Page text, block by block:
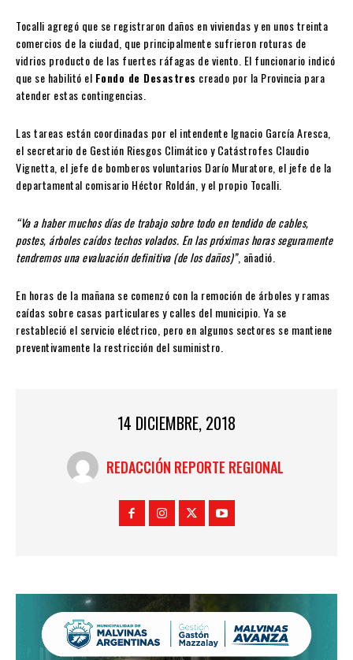
Tocalli agregó que se registraron daños en viviendas y en unos treinta
comercios de la ciudad, que principalmente sufrieron roturas de
vidrios producto de las fuertes ráfagas de viento. El funcionario indicó
que se habilitó el Fondo de Desastres creado por la Provincia para
atender estas contingencias.
Las tareas están coordinadas por el intendente Ignacio García Aresca,
el secretario de Gestión Riesgos Climático y Catástrofes Claudio
Vignetta, el jefe de bomberos voluntarios Darío Muratore, el jefe de la
departamental comisario Héctor Roldán, y el propio Tocalli.
“Va a haber muchos días de trabajo sobre todo en tendido de cables,
postes, árboles caídos techos volados. En las próximas horas seguramente
tendremos una evaluación definitiva (de los daños)”, añadió.
En horas de la mañana se comenzó con la remoción de árboles y ramas
caídas sobre casas particulares y calles del municipio. Ya se
restableció el servicio eléctrico, pero en algunos sectores se mantiene
preventivamente la restricción del suministro.
14 DICIEMBRE, 2018
REDACCIÓN REPORTE REGIONAL